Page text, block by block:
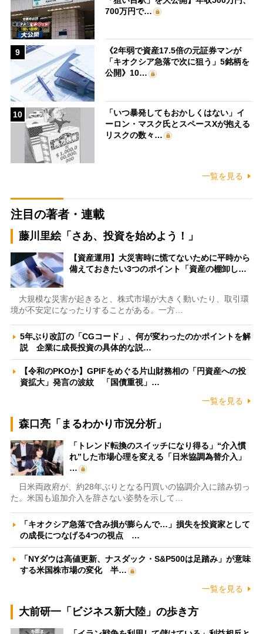
700万円で…
9
《2年弱で資産17.5倍の元証券マンが
「キオクシア急落で次に狙う」5銘柄を
公開》10…
10
「いつ暴発してもおかしくはない」イ
ーロン・マスク氏とスペースXが抱える
リスクの数々…
一覧を見る
注目の著者・連載
藤川里絵「さあ、投資を始めよう！」
【資産運用】大災害時に慌てないために平時から
備えておきたい3つのポイント「資産の棚卸し…
大規模な災害が起きると、株式市場が大きく動いたり、取引環
境が不安定になったりすることがある。一方…
5年ぶり改訂の「CGコード」、何が変わったのかポイントを解
説 企業に成長投資の具体的な説…
【令和のPKOか】GPIFをめぐる片山財務相の「円資産への投
資拡大」発言の波紋 「国債重視」…
一覧を見る
森口亮「まるわかり市況分析」
「トレンド転換のスイッチになり得る」“介入慣
れ”した市場心理を変える「日米協調為替介入」
…
日米両政府が、約28年ぶりとなる円買いの協調介入に踏み切っ
た。米国も追加介入を辞さない姿勢を示して…
「キオクシア急落で含み損が膨らんで…」損失を投資家として
の成長につなげる4つの視点 …
「NYダウは高値更新、ナスダック・S&P500は足踏み」が意味
する米国株市場の変化 半…
一覧を見る
大前研一「ビジネス新大陸」の歩き方